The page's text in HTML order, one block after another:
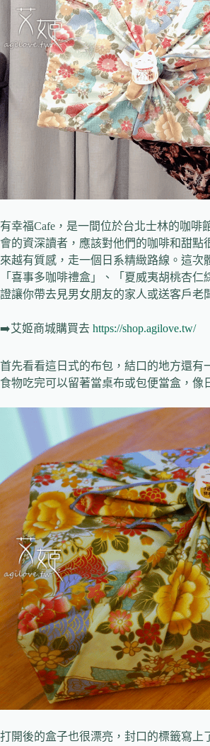
有幸福Cafe，是一間位於台北士林的咖
會的資深讀者，應該對他們的咖啡和甜點
來越有質感，走一個日系精緻路線。這次
「喜事多咖啡禮盒」、「夏威夷胡桃杏
證讓你帶去見男女朋友的家人或送客戶老
➡️艾姬商城購買去 https://shop.agilove.tw/
首先看看這日式的布包，結口的地方還
食物吃完可以留著當桌布或包便當盒，像
打開後的盒子也很漂亮，封口的標籤寫上